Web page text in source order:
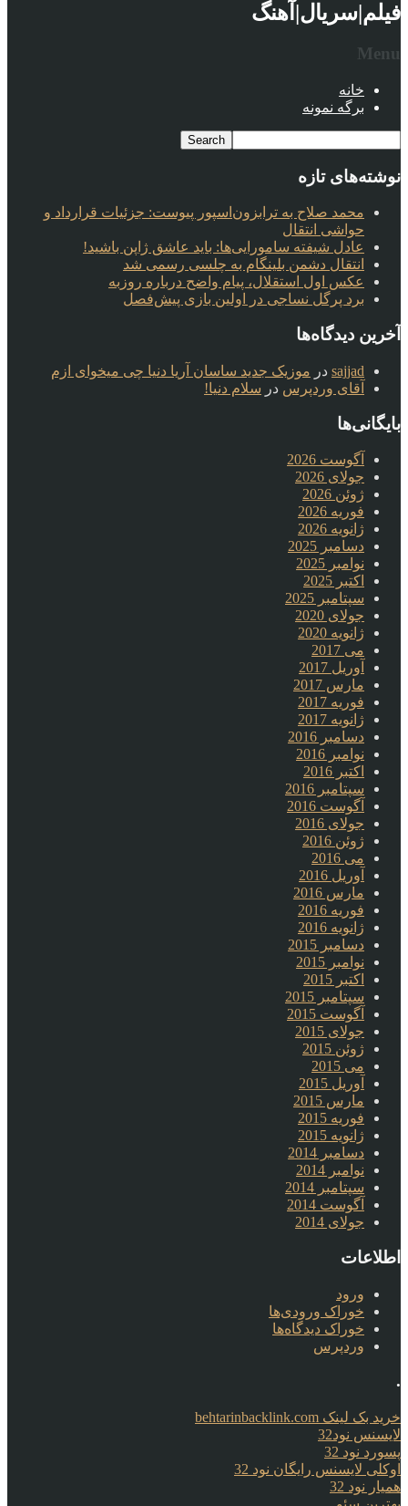
فیلم|سریال|آهنگ
Menu
خانه
برگه نمونه
نوشته‌های تازه
محمد صلاح به ترابزون‌اسپور پیوست: جزئیات قرارداد و
حواشی انتقال
عادل شیفته سامورایی‌ها: باید عاشق ژاپن باشید!
انتقال دشمن بلینگام به چلسی رسمی شد
عکس اول استقلال، پیام واضح درباره روزبه
برد پرگل نساجی در اولین بازی پیش‌فصل
آخرین دیدگاه‌ها
sajjad در موزیک جدید ساسان آریا دنیا چی میخوای ازم
آقای وردپرس در سلام دنیا!
بایگانی‌ها
آگوست 2026
جولای 2026
ژوئن 2026
فوریه 2026
ژانویه 2026
دسامبر 2025
نوامبر 2025
اکتبر 2025
سپتامبر 2025
جولای 2020
ژانویه 2020
می 2017
آوریل 2017
مارس 2017
فوریه 2017
ژانویه 2017
دسامبر 2016
نوامبر 2016
اکتبر 2016
سپتامبر 2016
آگوست 2016
جولای 2016
ژوئن 2016
می 2016
آوریل 2016
مارس 2016
فوریه 2016
ژانویه 2016
دسامبر 2015
نوامبر 2015
اکتبر 2015
سپتامبر 2015
آگوست 2015
جولای 2015
ژوئن 2015
می 2015
آوریل 2015
مارس 2015
فوریه 2015
ژانویه 2015
دسامبر 2014
نوامبر 2014
سپتامبر 2014
آگوست 2014
جولای 2014
اطلاعات
ورود
خوراک ورودی‌ها
خوراک دیدگاه‌ها
وردپرس
.
خرید بک لینک behtarinbacklink.com
لایسنس نود32
پسورد نود 32
اوکلی لایسنس رایگان نود 32
همیار نود 32